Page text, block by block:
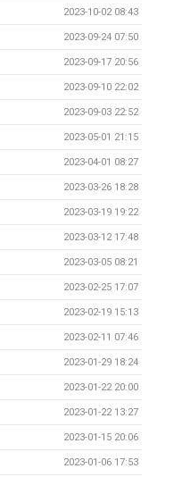
2023-10-02 08:43
2023-09-24 07:50
2023-09-17 20:56
2023-09-10 22:02
2023-09-03 22:52
2023-05-01 21:15
2023-04-01 08:27
2023-03-26 18:28
2023-03-19 19:22
2023-03-12 17:48
2023-03-05 08:21
2023-02-25 17:07
2023-02-19 15:13
2023-02-11 07:46
2023-01-29 18:24
2023-01-22 20:00
2023-01-22 13:27
2023-01-15 20:06
2023-01-06 17:53